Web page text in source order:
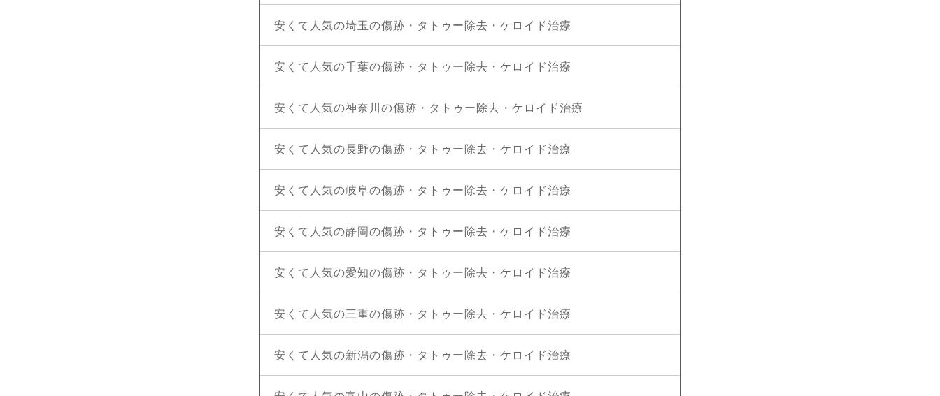
安くて人気の埼玉の傷跡・タトゥー除去・ケロイド治療
安くて人気の千葉の傷跡・タトゥー除去・ケロイド治療
安くて人気の神奈川の傷跡・タトゥー除去・ケロイド治療
安くて人気の長野の傷跡・タトゥー除去・ケロイド治療
安くて人気の岐阜の傷跡・タトゥー除去・ケロイド治療
安くて人気の静岡の傷跡・タトゥー除去・ケロイド治療
安くて人気の愛知の傷跡・タトゥー除去・ケロイド治療
安くて人気の三重の傷跡・タトゥー除去・ケロイド治療
安くて人気の新潟の傷跡・タトゥー除去・ケロイド治療